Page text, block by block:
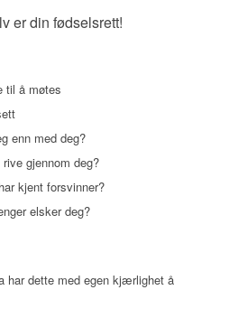
er din fødselsrett!
til å møtes
enn med deg?
gjennom deg?
kjent forsvinner?
elsker deg?
dette med egen kjærlighet å